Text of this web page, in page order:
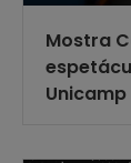
Mostra
Unicamp